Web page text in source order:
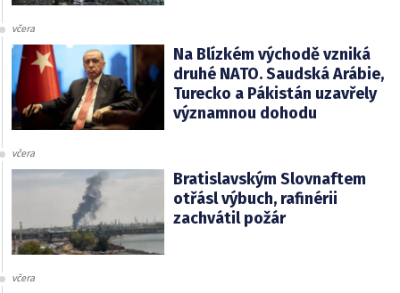
včera
Na Blízkém východě vzniká
druhé NATO. Saudská Arábie,
Turecko a Pákistán uzavřely
významnou dohodu
včera
Bratislavským Slovnaftem
otřásl výbuch, rafinérii
zachvátil požár
včera